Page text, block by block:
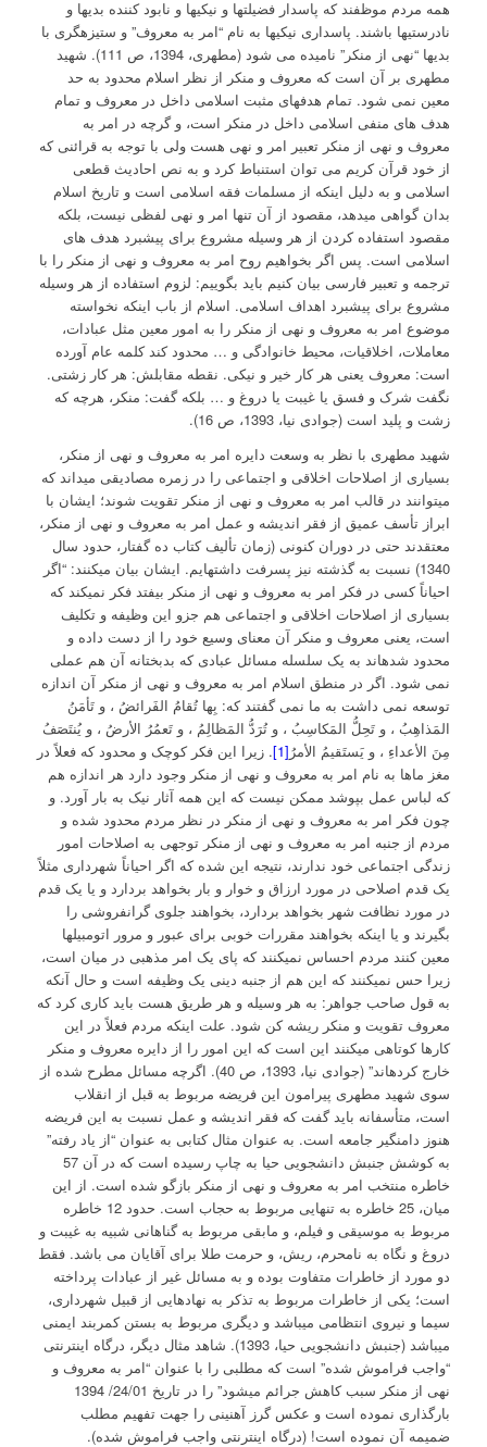
همه مردم موظفند که پاسدار فضیلتها و نیکیها و نابود کننده بدیها و
نادرستیها باشند. پاسداری نیکیها به نام “امر به معروف” و ستیزه­گری با
بدیها “نهی از منکر” نامیده می شود (مطهری، 1394، ص 111). شهید
مطهری بر آن است که معروف و منکر از نظر اسلام محدود به حد
معین نمی شود. تمام هدفهای مثبت اسلامی داخل در معروف و تمام
هدف های منفی اسلامی داخل در منکر است، و گرچه در امر به
معروف و نهی از منکر تعبیر امر و نهی هست ولی با توجه به قرائنی که
از خود قرآن کریم می توان استنباط کرد و به نص احادیث قطعی
اسلامی و به دلیل اینکه از مسلمات فقه اسلامی است و تاریخ اسلام
بدان گواهی می­دهد، مقصود از آن تنها امر و نهی لفظی نیست، بلکه
مقصود استفاده کردن از هر وسیله مشروع برای پیشبرد هدف های
اسلامی است. پس اگر بخواهیم روح امر به معروف و نهی از منکر را با
ترجمه و تعبیر فارسی بیان کنیم باید بگوییم: لزوم استفاده از هر وسیله
مشروع برای پیشبرد اهداف اسلامی. اسلام از باب اینکه نخواسته
موضوع امر به معروف و نهی از منکر را به امور معین مثل عبادات،
معاملات، اخلاقیات، محیط خانوادگی و … محدود کند کلمه عام آورده
است: معروف یعنی هر کار خیر و نیکی. نقطه مقابلش: هر کار زشتی.
نگفت شرک و فسق یا غیبت یا دروغ و … بلکه گفت: منکر، هرچه که
زشت و پلید است (جوادی نیا، 1393، ص 16).
شهید مطهری با نظر به وسعت دایره امر به معروف و نهی از منکر،
بسیاری از اصلاحات اخلاقی و اجتماعی را در زمره مصادیقی می­داند که
می­توانند در قالب امر به معروف و نهی از منکر تقویت شوند؛ ایشان با
ابراز تأسف عمیق از فقر اندیشه و عمل امر به معروف و نهی از منکر،
معتقدند حتی در دوران کنونی (زمان تألیف کتاب ده گفتار، حدود سال
1340) نسبت به گذشته نیز پسرفت داشته­ایم. ایشان بیان می­کنند: “اگر
احیاناً کسی در فکر امر به معروف و نهی از منکر بیفتد فکر نمی­کند که
بسیاری از اصلاحات اخلاقی و اجتماعی هم جزو این وظیفه و تکلیف
است، یعنی معروف و منکر آن معنای وسیع خود را از دست داده و
محدود شده­اند به یک سلسله مسائل عبادی که بدبختانه آن هم عملی
نمی شود. اگر در منطق اسلام امر به معروف و نهی از منکر آن اندازه
توسعه نمی داشت به ما نمی گفتند که: بِها تُقامُ الفَرائضُ ، و تَأمَنُ
المَذاهِبُ ، و تَحِلُّ المَكاسِبُ ، و تُرَدُّ المَظالِمُ ، و تَعمُرُ الأرضُ ، و يُنتَصَفُ
مِنَ الأعداءِ ، و يَستَقيمُ الأمرُ[1] . زیرا این فکر کوچک و محدود که فعلاً در
مغز ماها به نام امر به معروف و نهی از منکر وجود دارد هر اندازه هم
که لباس عمل بپوشد ممکن نیست که این همه آثار نیک به بار آورد. و
چون فکر امر به معروف و نهی از منکر در نظر مردم محدود شده و
مردم از جنبه امر به معروف و نهی از منکر توجهی به اصلاحات امور
زندگی اجتماعی خود ندارند، نتیجه این شده که اگر احیاناً شهرداری مثلاً
یک قدم اصلاحی در مورد ارزاق و خوار و بار بخواهد بردارد و یا یک قدم
در مورد نظافت شهر بخواهد بردارد، بخواهند جلوی گرانفروشی را
بگیرند و یا اینکه بخواهند مقررات خوبی برای عبور و مرور اتومبیلها
معین کنند مردم احساس نمی­کنند که پای یک امر مذهبی در میان است،
زیرا حس نمی­کنند که این هم از جنبه دینی یک وظیفه است و حال آنکه
به قول صاحب جواهر: به هر وسیله و هر طریق هست باید کاری کرد که
معروف تقویت و منکر ریشه کن شود. علت اینکه مردم فعلاً در این
کارها کوتاهی می­کنند این است که این امور را از دایره معروف و منکر
خارج کرده­اند” (جوادی نیا، 1393، ص 40). اگرچه مسائل مطرح شده از
سوی شهید مطهری پیرامون این فریضه مربوط به قبل از انقلاب
است، متأسفانه باید گفت که فقر اندیشه و عمل نسبت به این فریضه
هنوز دامنگیر جامعه است. به عنوان مثال کتابی به عنوان “از یاد رفته”
به کوشش جنبش دانشجویی حیا به چاپ رسیده است که در آن 57
خاطره منتخب امر به معروف و نهی از منکر بازگو شده است. از این
میان، 25 خاطره به تنهایی مربوط به حجاب است. حدود 12 خاطره
مربوط به موسیقی و فیلم، و مابقی مربوط به گناهانی شبیه به غیبت و
دروغ و نگاه به نامحرم، ریش، و حرمت طلا برای آقایان می باشد. فقط
دو مورد از خاطرات متفاوت بوده و به مسائل غیر از عبادات پرداخته
است؛ یکی از خاطرات مربوط به تذکر به نهادهایی از قبیل شهرداری،
سیما و نیروی انتظامی می­باشد و دیگری مربوط به بستن کمربند ایمنی
می­باشد (جنبش دانشجویی حیا، 1393). شاهد مثال دیگر، درگاه اینترنتی
“واجب فراموش شده” است که مطلبی را با عنوان “امر به معروف و
نهی از منکر سبب کاهش جرائم می­شود” را در تاریخ 24/01/ 1394
بارگذاری نموده است و عکس گرز آهنینی را جهت تفهیم مطلب
ضمیمه آن نموده است! (درگاه اینترنتی واجب فراموش شده).